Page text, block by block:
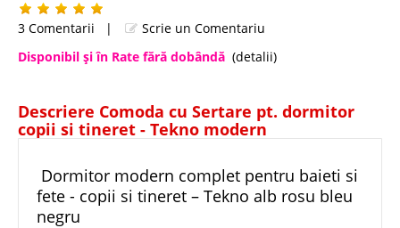
3 Comentarii |
Scrie un Comentariu
Disponibil şi în Rate fără dobândă (detalii)
Descriere Comoda cu Sertare pt. dormitor
copii si tineret - Tekno modern
Dormitor modern complet pentru baieti si
fete - copii si tineret – Tekno alb rosu bleu
negru